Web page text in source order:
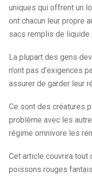
uniques qui offrent un
ont chacun leur propre
sacs remplis de liquide
La plupart des gens
n’ont pas d’exigences
assurer de garder leur
Ce sont des créatures
problème avec les
régime omnivore les
Cet article couvrira
poissons rouges